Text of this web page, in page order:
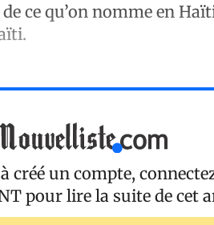
ce qu’on nomme en
créé un compte,
pour lire la suite de cet